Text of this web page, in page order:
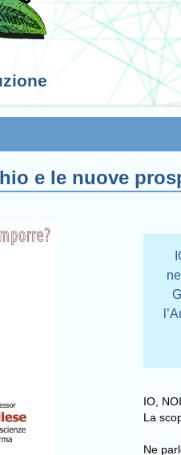
e le nuove
IO,
La
Ne